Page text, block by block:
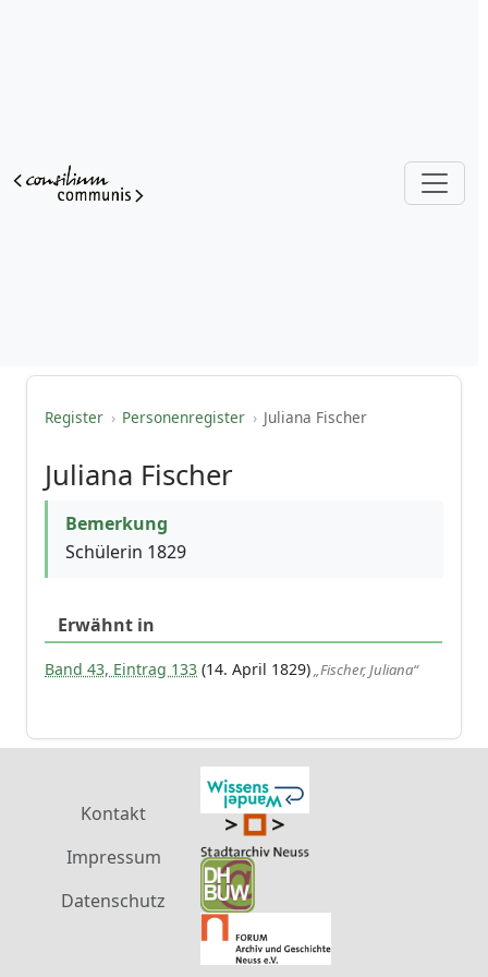
Register › Personenregister › Juliana Fischer
Juliana Fischer
Bemerkung
Schülerin 1829
Erwähnt in
Band 43, Eintrag 133 (14. April 1829)„Fischer, Juliana“
Kontakt
Impressum
Datenschutz